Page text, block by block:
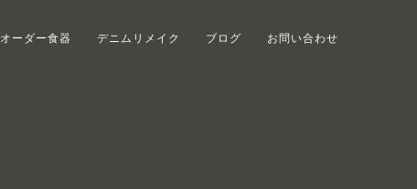
オーダー食器 デニムリメイク ブログ お問い合わせ